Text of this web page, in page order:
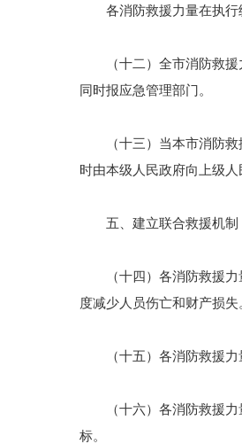
各消防救援力量在执行
（十二）全市消防救援力
同时报应急管理部门。
（十三）当本市消防救援
时由本级人民政府向上级
五、建立联合救援机制
（十四）各消防救援力量
度减少人员伤亡和财产损失
（十五）各消防救援力量
（十六）各消防救援力量
标。